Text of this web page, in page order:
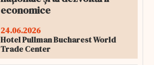
economice
24.06.2026
Hotel Pullman Bucharest World
Trade Center